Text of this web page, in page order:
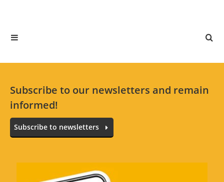
Subscribe to our newsletters and remain
informed!
Subscribe to newsletters